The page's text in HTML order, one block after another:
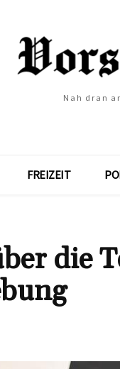
Nah dran
FREIZEIT
die